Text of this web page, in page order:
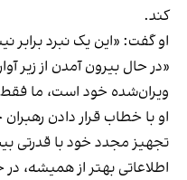
کند.
او گفت: «این یک نبرد برابر
«در حال بیرون آمدن از زیر
ویران‌شده خود است، ما
او با خطاب قرار دادن
تجهیز مجدد خود با قدرتی
اطلاعاتی بهتر از همیشه،